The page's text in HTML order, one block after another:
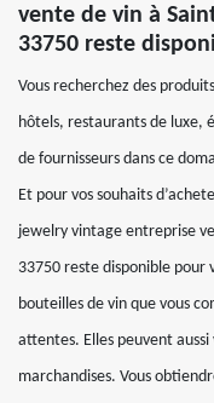
vente de vin à
33750 reste
Vous recherchez des
hôtels, restaurants de luxe,
de fournisseurs dans ce
Et pour vos souhaits
jewelry vintage entreprise
33750 reste disponible pour
bouteilles de vin que vous
attentes. Elles peuvent aussi
marchandises. Vous